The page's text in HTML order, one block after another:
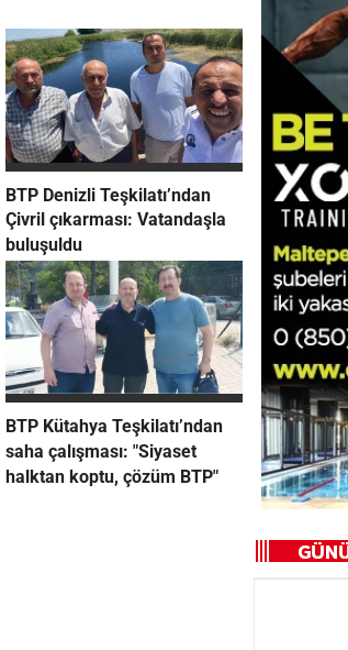
BTP Denizli Teşkilatı’ndan
Çivril çıkarması: Vatandaşla
buluşuldu
BTP Kütahya Teşkilatı’ndan
saha çalışması: "Siyaset
halktan koptu, çözüm BTP"